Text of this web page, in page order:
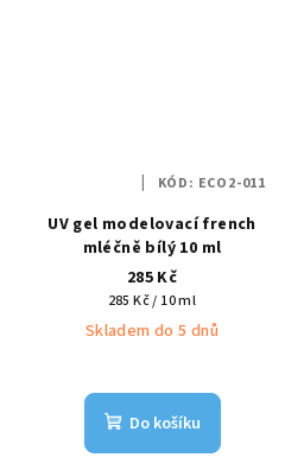
UV gel modelovací french
mléčně bílý 10 ml
285 Kč
Měrná
cena:
285 Kč / 10 ml
Skladem do 5 dnů
Do košíku
KÓD: ECO2-011